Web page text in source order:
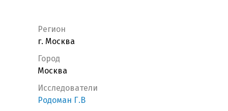
Регион
г. Москва
Город
Москва
Исследователи
Родоман Г.В